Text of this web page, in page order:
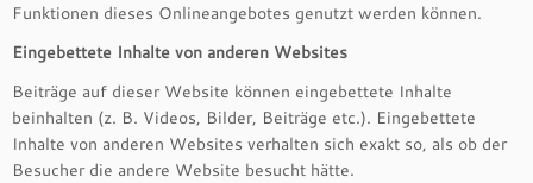
Funktionen dieses Onlineangebotes genutzt werden können.
Eingebettete Inhalte von anderen Websites
Beiträge auf dieser Website können eingebettete Inhalte
beinhalten (z. B. Videos, Bilder, Beiträge etc.). Eingebettete
Inhalte von anderen Websites verhalten sich exakt so, als ob der
Besucher die andere Website besucht hätte.